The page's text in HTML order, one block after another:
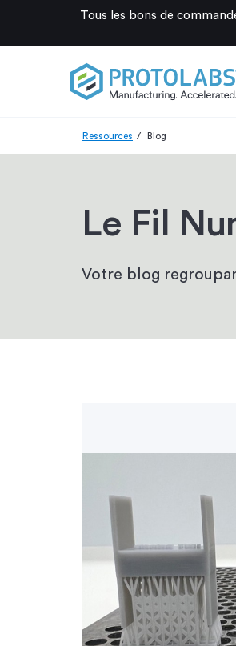
Tous les bons de
Ressources Blog
Le Fil
Votre blog